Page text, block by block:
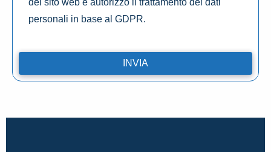
del sito web e autorizzo il trattamento dei dati
personali in base al GDPR.